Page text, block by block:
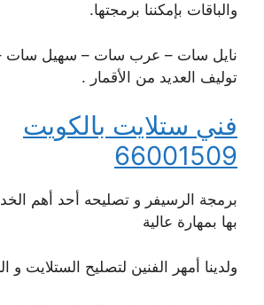
والباقات بإمكننا برمجتها.
نايل سات – عرب سات – سهيل سات –
توليف العديد من الأقمار .
فني ستلايت بالكويت
66001509
برمجة الرسيفر و تصليحه أحد أهم
بها بمهارة عالية
ولدينا أمهر الفنين لتصليح الستلايت و